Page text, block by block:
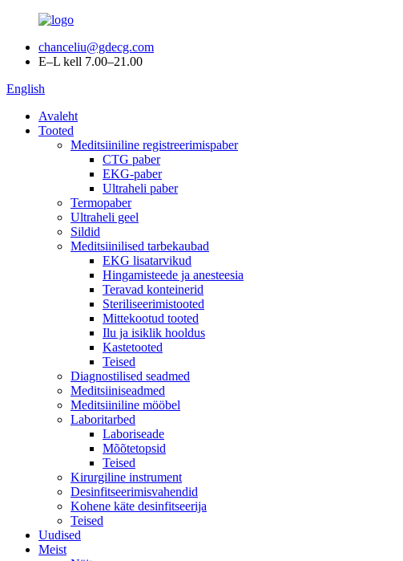
chanceliu@gdecg.com
E–L kell 7.00–21.00
English
Avaleht
Tooted
Meditsiiniline registreerimispaber
CTG paber
EKG-paber
Ultraheli paber
Termopaber
Ultraheli geel
Sildid
Meditsiinilised tarbekaubad
EKG lisatarvikud
Hingamisteede ja anesteesia
Teravad konteinerid
Steriliseerimistooted
Mittekootud tooted
Ilu ja isiklik hooldus
Kastetooted
Teised
Diagnostilised seadmed
Meditsiiniseadmed
Meditsiiniline mööbel
Laboritarbed
Laboriseade
Mõõtetopsid
Teised
Kirurgiline instrument
Desinfitseerimisvahendid
Kohene käte desinfitseerija
Teised
Uudised
Meist